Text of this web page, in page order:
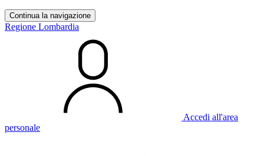
Continua la navigazione
Regione Lombardia
Accedi all'area
personale